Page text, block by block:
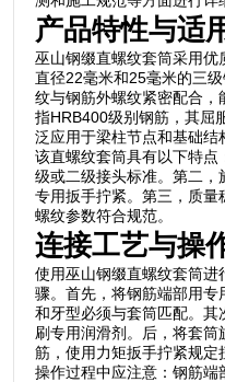
产品特性与适
巫山钢缀直螺纹套筒采用
直径22毫米和25毫米的三
纹与钢筋外螺纹紧密配合，
指HRB400级别钢筋，其屈
泛应用于梁柱节点和基础结
该直螺纹套筒具有以下特
级或二级接头标准。第二
专用扳手拧紧。第三，质量
螺纹参数符合规范。
连接工艺与操
使用巫山钢缀直螺纹套筒
骤。首先，将钢筋端部用
和牙型必须与套筒匹配。
刷专用润滑剂。后，将套
筋，使用力矩扳手拧紧规定
操作过程中应注意：钢筋